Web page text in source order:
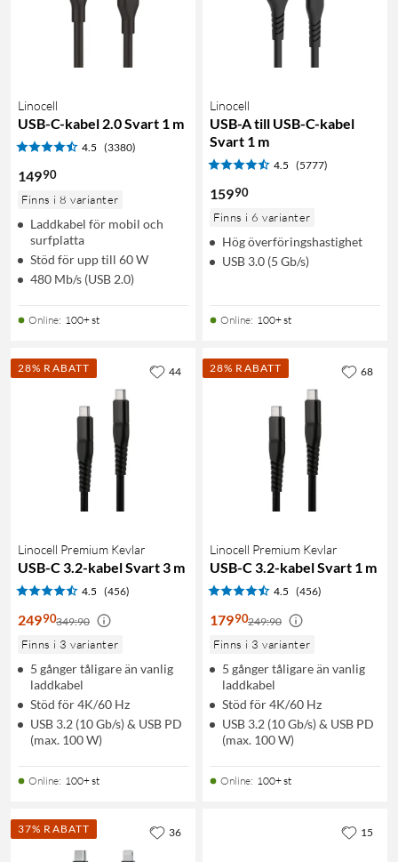
Linocell
USB-C-kabel 2.0 Svart 1 m
4.5 (3380)
14990
Finns i 8 varianter
Laddkabel för mobil och
surfplatta
Stöd för upp till 60 W
480 Mb/s (USB 2.0)
Online: 100+ st
Linocell
USB-A till USB-C-kabel
Svart 1 m
4.5 (5777)
15990
Finns i 6 varianter
Hög överföringshastighet
USB 3.0 (5 Gb/s)
Online: 100+ st
28% RABATT
Linocell Premium Kevlar
USB-C 3.2-kabel Svart 3 m
4.5 (456)
24990349:90
Finns i 3 varianter
5 gånger tåligare än vanlig
laddkabel
Stöd för 4K/60 Hz
USB 3.2 (10 Gb/s) & USB PD
(max. 100 W)
Online: 100+ st
44 28% RABATT
Linocell Premium Kevlar
USB-C 3.2-kabel Svart 1 m
4.5 (456)
17990249:90
Finns i 3 varianter
5 gånger tåligare än vanlig
laddkabel
Stöd för 4K/60 Hz
USB 3.2 (10 Gb/s) & USB PD
(max. 100 W)
Online: 100+ st
68
37% RABATT 36 15